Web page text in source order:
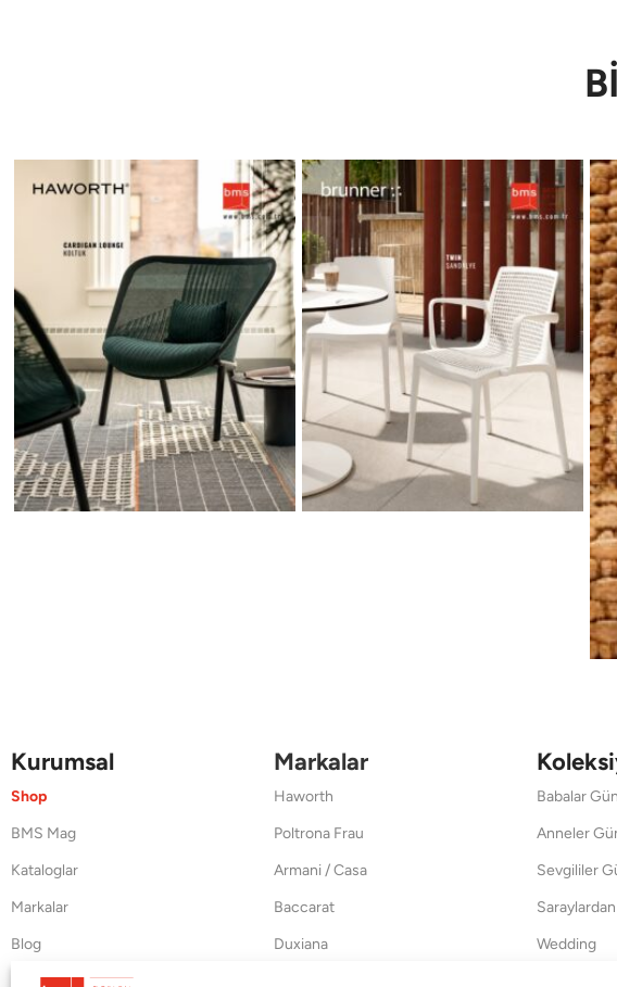
Kurumsal
Shop
BMS Mag
Kataloglar
Markalar
Blog
Hakkımızda
Markalar
Haworth
Poltrona Frau
Armani / Casa
Baccarat
Duxiana
Babalar
Anneler
Sevgililer
Wedding